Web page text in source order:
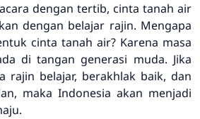
dengan tertib, cinta tanah air
dengan belajar rajin. Mengapa
cinta tanah air? Karena masa
di tangan generasi muda. Jika
rajin belajar, berakhlak baik, dan
maka Indonesia akan menjadi